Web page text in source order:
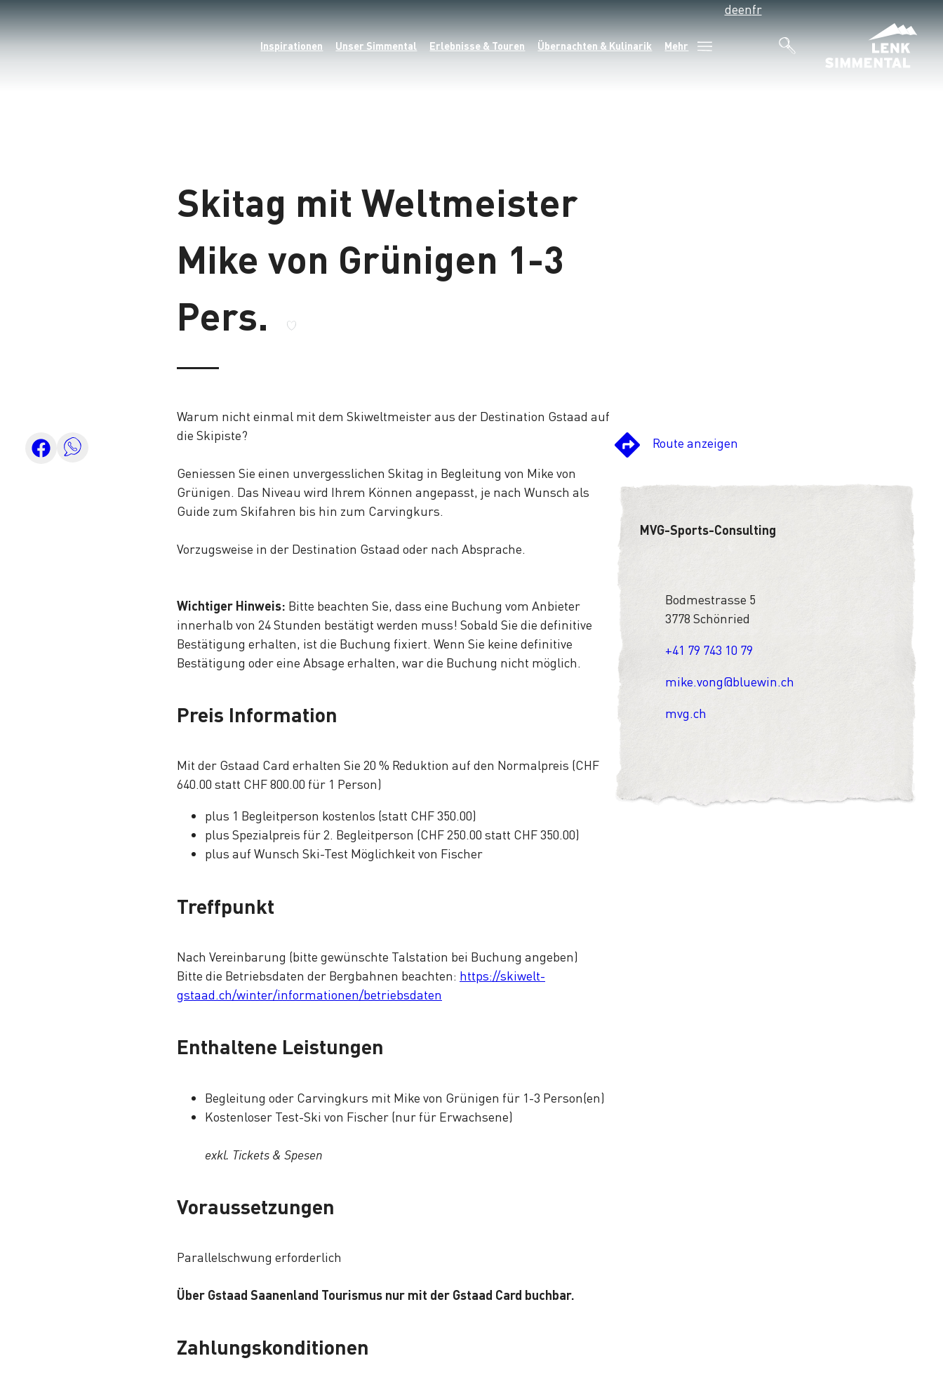
Inspirationen Unser Simmental Erlebnisse & Touren Übernachten & Kulinarik Mehr
deenfr
Skitag mit Weltmeister
Mike von Grünigen 1-3
Pers.
Warum nicht einmal mit dem Skiweltmeister aus der Destination Gstaad auf
die Skipiste?
Geniessen Sie einen unvergesslichen Skitag in Begleitung von Mike von
Grünigen. Das Niveau wird Ihrem Können angepasst, je nach Wunsch als
Guide zum Skifahren bis hin zum Carvingkurs.
Vorzugsweise in der Destination Gstaad oder nach Absprache.
Wichtiger Hinweis: Bitte beachten Sie, dass eine Buchung vom Anbieter
innerhalb von 24 Stunden bestätigt werden muss! Sobald Sie die definitive
Bestätigung erhalten, ist die Buchung fixiert. Wenn Sie keine definitive
Bestätigung oder eine Absage erhalten, war die Buchung nicht möglich.
Preis Information
Mit der Gstaad Card erhalten Sie 20 % Reduktion auf den Normalpreis (CHF
640.00 statt CHF 800.00 für 1 Person)
plus 1 Begleitperson kostenlos (statt CHF 350.00)
plus Spezialpreis für 2. Begleitperson (CHF 250.00 statt CHF 350.00)
plus auf Wunsch Ski-Test Möglichkeit von Fischer
Treffpunkt
Nach Vereinbarung (bitte gewünschte Talstation bei Buchung angeben)
Bitte die Betriebsdaten der Bergbahnen beachten: https://skiwelt-
gstaad.ch/winter/informationen/betriebsdaten
Enthaltene Leistungen
Begleitung oder Carvingkurs mit Mike von Grünigen für 1-3 Person(en)
Kostenloser Test-Ski von Fischer (nur für Erwachsene)
exkl. Tickets & Spesen
Voraussetzungen
Parallelschwung erforderlich
Über Gstaad Saanenland Tourismus nur mit der Gstaad Card buchbar.
Zahlungskonditionen
Route anzeigen
MVG-Sports-Consulting
Bodmestrasse 5
3778 Schönried
+41 79 743 10 79
mike.vong@bluewin.ch
mvg.ch